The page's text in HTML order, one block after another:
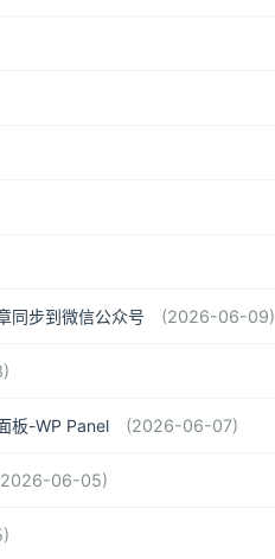
同步到微信公众号 (2026-06-09)
板-WP Panel (2026-06-07)
06-05)